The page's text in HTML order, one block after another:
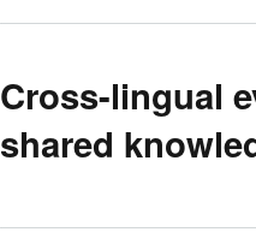
Cross-lingual
shared